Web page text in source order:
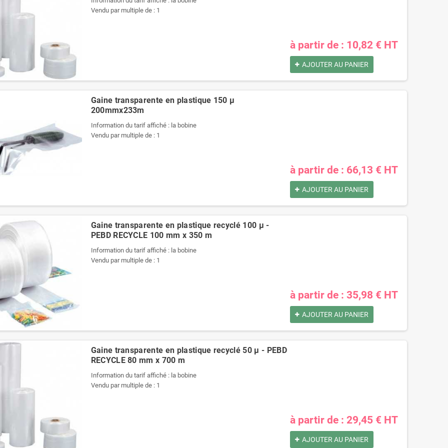
Vendu par multiple de : 1
à partir de : 10,82 € HT
AJOUTER AU PANIER
Gaine transparente en plastique 150 µ
200mmx233m
Information du tarif affiché : la bobine
Vendu par multiple de : 1
à partir de : 66,13 € HT
AJOUTER AU PANIER
Gaine transparente en plastique recyclé 100 µ -
PEBD RECYCLE 100 mm x 350 m
Information du tarif affiché : la bobine
Vendu par multiple de : 1
à partir de : 35,98 € HT
AJOUTER AU PANIER
Gaine transparente en plastique recyclé 50 µ - PEBD
RECYCLE 80 mm x 700 m
Information du tarif affiché : la bobine
Vendu par multiple de : 1
à partir de : 29,45 € HT
AJOUTER AU PANIER